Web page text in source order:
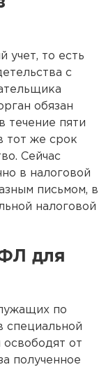
учет, то есть
с
обязан
течение пяти
тот же срок
Сейчас
в налоговой
письмом, в
налоговой
для
по
специальной
от
полученное